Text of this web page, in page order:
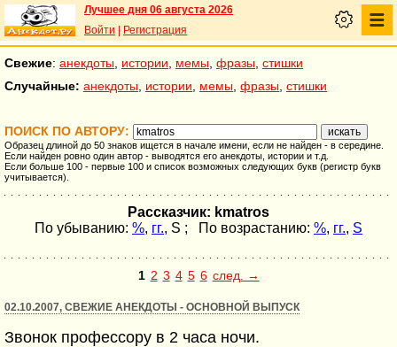
Лучшее дня 06 августа 2026
Войти
Регистрация
Свежие: анекдоты истории мемы фразы стишки
Случайные: анекдоты истории мемы фразы стишки
ПОИСК ПО АВТОРУ:
Образец длиной до 50 знаков ищется в начале имени, если не найден - в середине.
Если найден ровно один автор - выводятся его анекдоты, истории и т.д.
Если больше 100 - первые 100 и список возможных следующих букв (регистр букв
учитывается).
Рассказчик: kmatros
По убыванию: %, гг., S ; По возрастанию: %, гг., S
1 2 3 4 5 6 след. →
02.10.2007, СВЕЖИЕ АНЕКДОТЫ - ОСНОВНОЙ ВЫПУСК
Звонок профессору в 2 часа ночи.